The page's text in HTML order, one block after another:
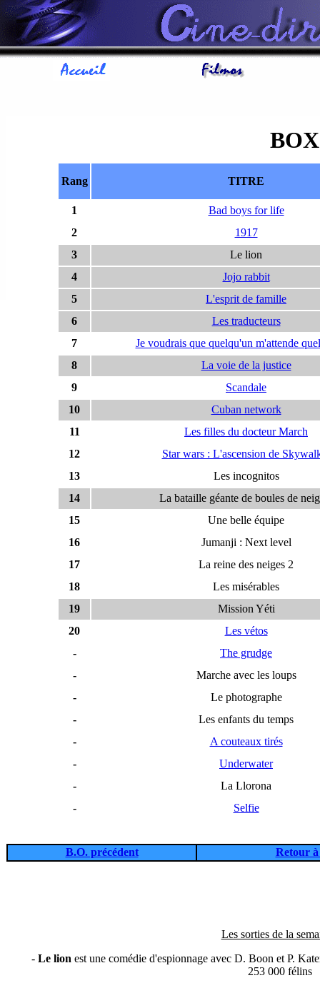
Rang TITRE
1
Bad boys for life
2
1917
3
Le lion
4
Jojo rabbit
5
L'esprit de famille
6
Les traducteurs
7
Je voudrais que quelqu'un m'attende
8
La voie de la justice
9
Scandale
10
Cuban network
11
Les filles du docteur March
12
Star wars : L'ascension de
13
Les incognitos
14
La bataille géante de boules de
15
Une belle équipe
16
Jumanji : Next level
17
La reine des neiges 2
18
Les misérables
19
Mission Yéti
20
Les vétos
-
The grudge
-
Marche avec les loups
-
Le photographe
-
Les enfants du temps
-
A couteaux tirés
-
Underwater
-
La Llorona
-
Selfie
B.O. précédent Retour
Les sorties de la
- Le lion est une comédie d'espionnage avec D. Boon et P.
253 000 félins